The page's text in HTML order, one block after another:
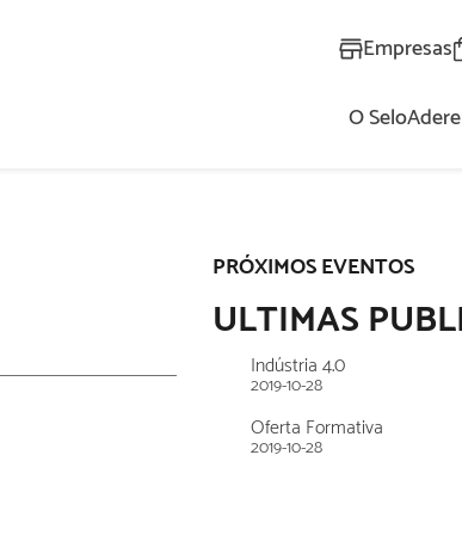
Empresas
O SeloAdere
PRÓXIMOS EVENTOS
ULTIMAS
Indústria 4.0
2019-10-28
Oferta Formativa
2019-10-28